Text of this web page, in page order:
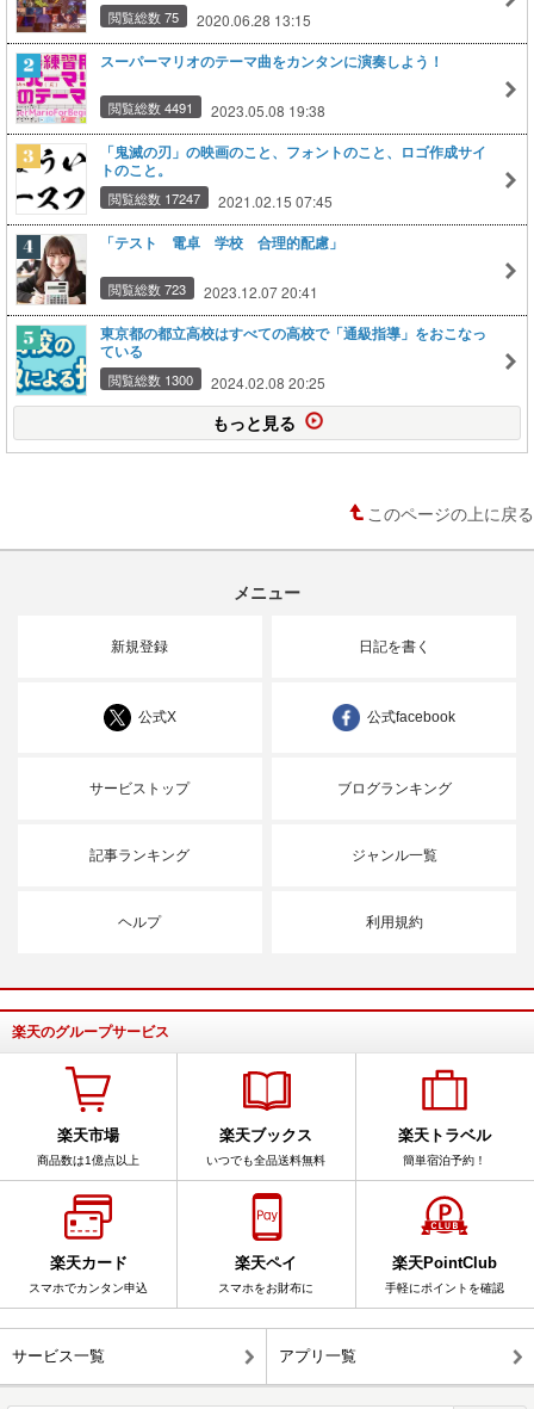
閲覧総数 75 2020.06.28 13:15
スーパーマリオのテーマ曲をカンタンに演奏しよう！
閲覧総数 4491 2023.05.08 19:38
「鬼滅の刃」の映画のこと、フォントのこと、ロゴ作成サイ
トのこと。
閲覧総数 17247 2021.02.15 07:45
「テスト 電卓 学校 合理的配慮」
閲覧総数 723 2023.12.07 20:41
東京都の都立高校はすべての高校で「通級指導」をおこなっ
ている
閲覧総数 1300 2024.02.08 20:25
もっと見る
このページの上に戻る
メニュー
新規登録 日記を書く
公式X 公式facebook
サービストップ ブログランキング
記事ランキング ジャンル一覧
ヘルプ 利用規約
楽天のグループサービス
楽天市場
商品数は1億点以上
楽天ブックス
いつでも全品送料無料
楽天トラベル
簡単宿泊予約！
楽天カード
スマホでカンタン申込
楽天ペイ
スマホをお財布に
楽天PointClub
手軽にポイントを確認
サービス一覧 アプリ一覧